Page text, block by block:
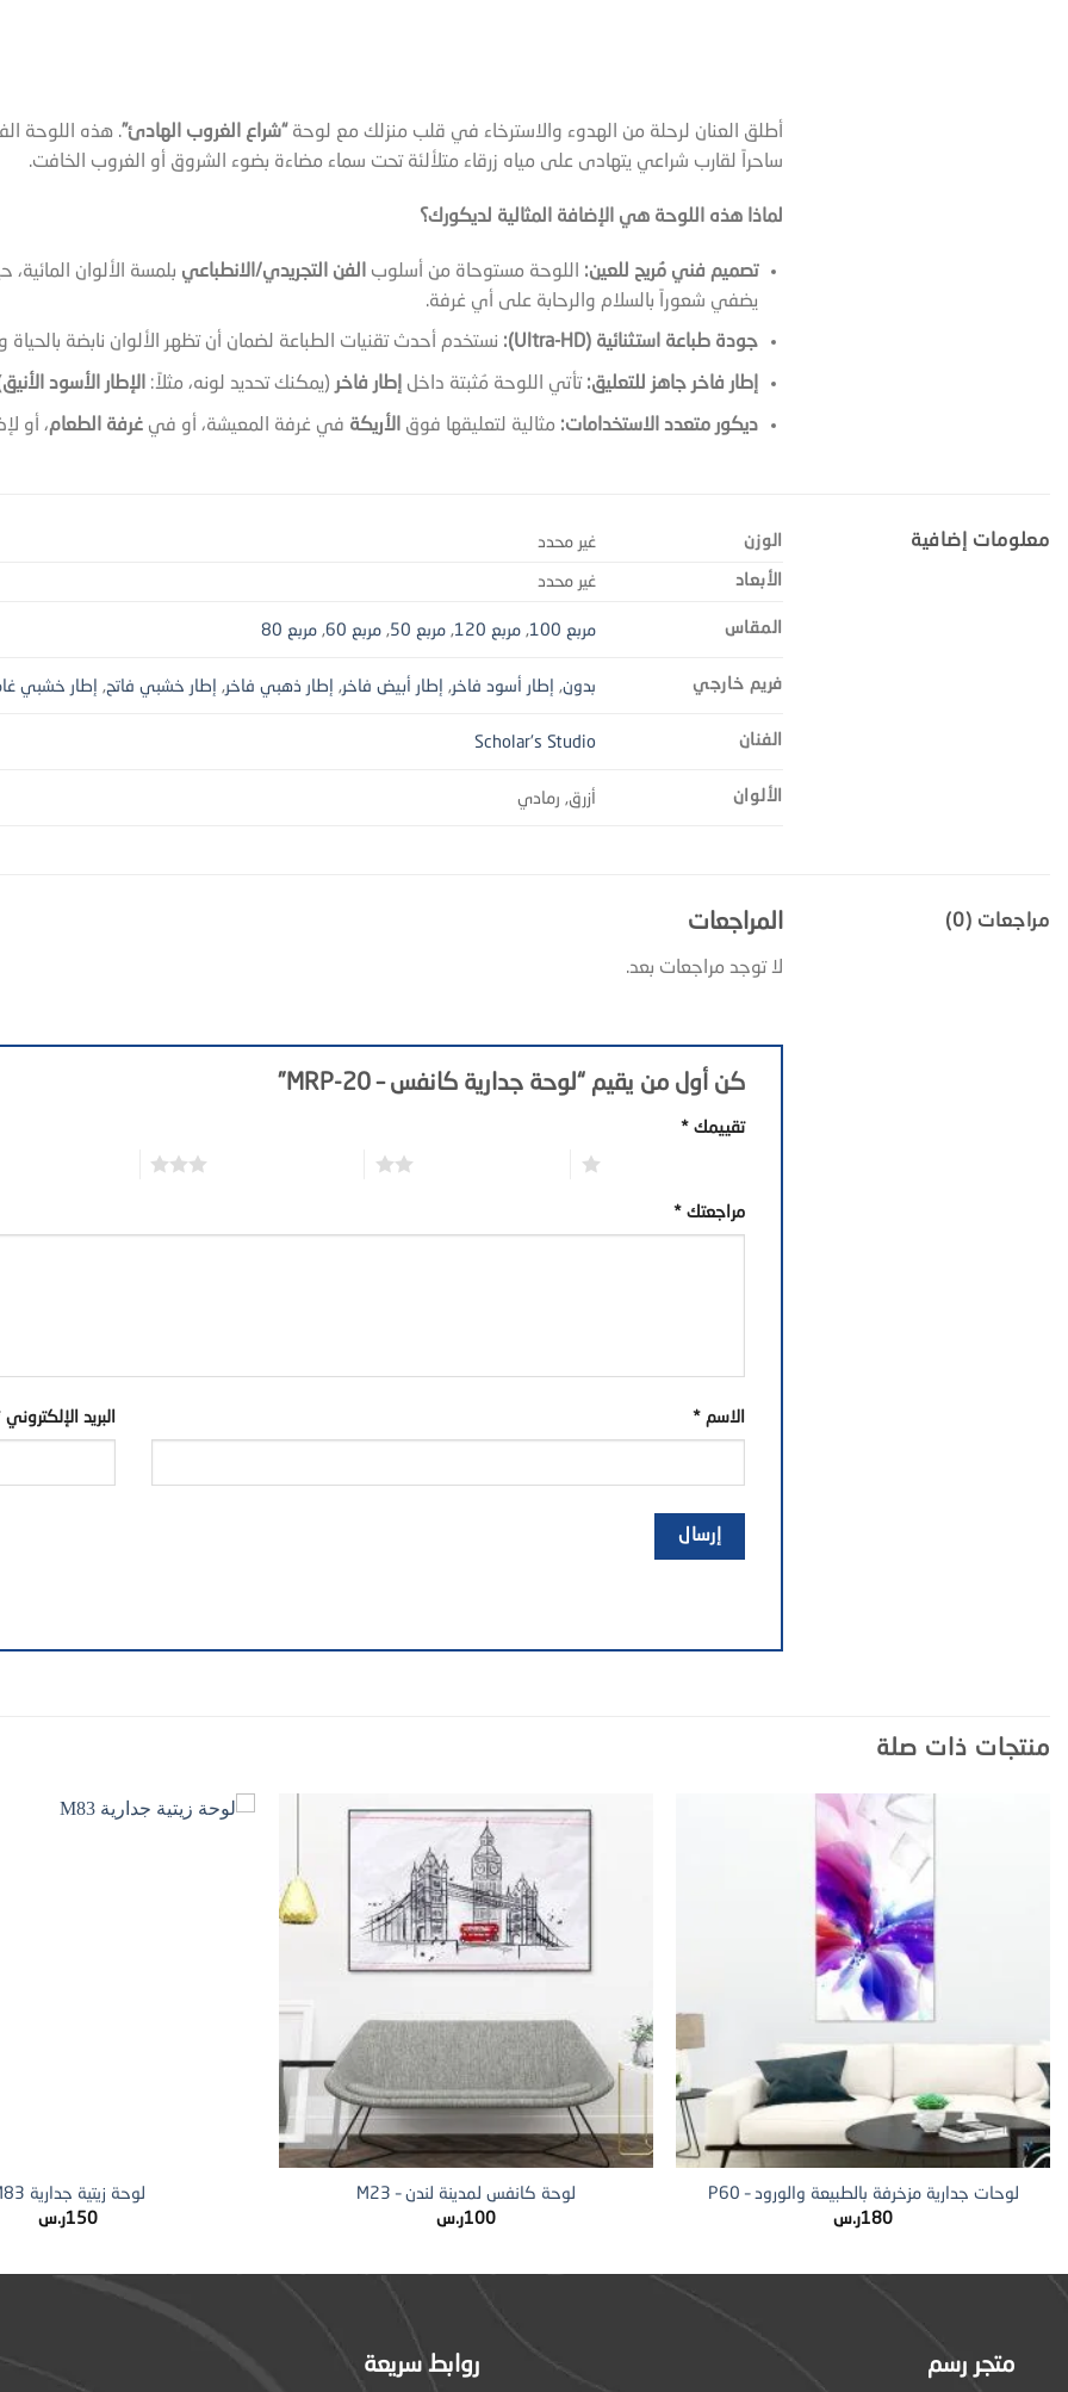
أطلق العنان لرحلة من الهدوء والاسترخاء في قلب منزلك مع لوحة “شراع الغروب الهادئ”. هذه اللوحة
ساحراً لقارب شراعي يتهادى على مياه زرقاء متلألئة تحت سماء مضاءة بضوء الشروق أو الغروب الخافت.
لماذا هذه اللوحة هي الإضافة المثالية لديكورك؟
تصميم فني مُريح للعين: اللوحة مستوحاة من أسلوب الفن التجريدي/الانطباعي بلمسة الألوان
يضفي شعوراً بالسلام والرحابة على أي غرفة.
جودة طباعة استثنائية (Ultra-HD): نستخدم أحدث تقنيات الطباعة لضمان أن تظهر الألوان نابضة
إطار فاخر جاهز للتعليق: تأتي اللوحة مُثبتة داخل إطار فاخر (يمكنك تحديد لونه، مثلاً: الإطار الأسود الأنيق
ديكور متعدد الاستخدامات: مثالية لتعليقها فوق الأريكة في غرفة المعيشة، أو في غرفة الطعام، أو
معلومات إضافية الوزن غير محدد
الأبعاد غير محدد
المقاس مربع 100 ,مربع 120 ,مربع 50 ,مربع 60 ,مربع 80
فريم خارجي بدون, إطار أسود فاخر, إطار أبيض فاخر, إطار ذهبي فاخر, إطار خشبي فاتح, إطار خشبي
الفنان Scholar's Studio
الألوان أزرق, رمادي
مراجعات (0) المراجعات
لا توجد مراجعات بعد.
كن أول من يقيم “لوحة جدارية كانفس – MRP-20”
تقييمك *
مراجعتك *
الاسم * البريد الإلكتروني
منتجات ذات صلة
+
لوحات جدارية مزخرفة بالطبيعة والورود – P60
180ر.س
لوحة كانفس لمدينة لندن – M23
100ر.س
لوحة زيتية جدارية M83
150ر.س
متجر رسم روابط سريعة